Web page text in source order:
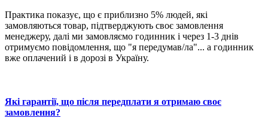
Практика показує, що є приблизно 5% людей, які
замовляються товар, підтверджують своє замовлення
менеджеру, далі ми замовляємо годинник і через 1-3 днів
отримуємо повідомлення, що "я передумав/ла"... а годинник
вже оплачений і в дорозі в Україну.
Які гарантії, що після передплати я отримаю своє
замовлення?